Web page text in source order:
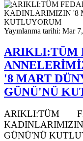
Yayınlanma tarihi: Mar
ARIKLI:TÜM
'8 MART
GÜNÜ'NÜ
ARIKLI:TÜM
GÜNÜ'NÜ